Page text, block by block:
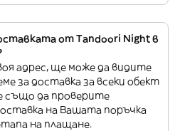
от Tandoori Night в
адрес, ще може да видите
за доставка за всеки обект
също да проверите
на Вашата поръчка
на плащане.